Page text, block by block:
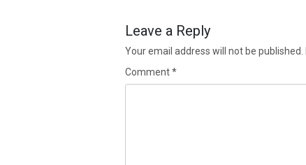
Leave a Reply
Your email address will not be published.
Comment*